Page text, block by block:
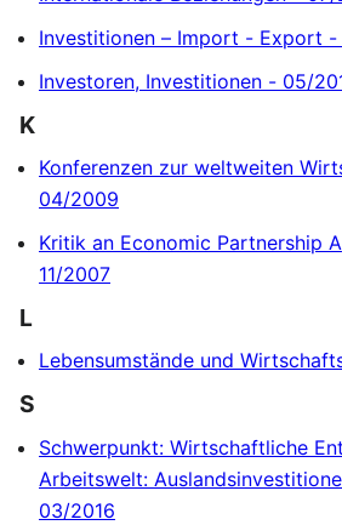
Investitionen – Import - Export -
Investoren, Investitionen - 05/
K
Konferenzen zur weltweiten
04/2009
Kritik an Economic Partnership
11/2007
L
Lebensumstände und
S
Schwerpunkt: Wirtschaftliche
Arbeitswelt:
03/2016